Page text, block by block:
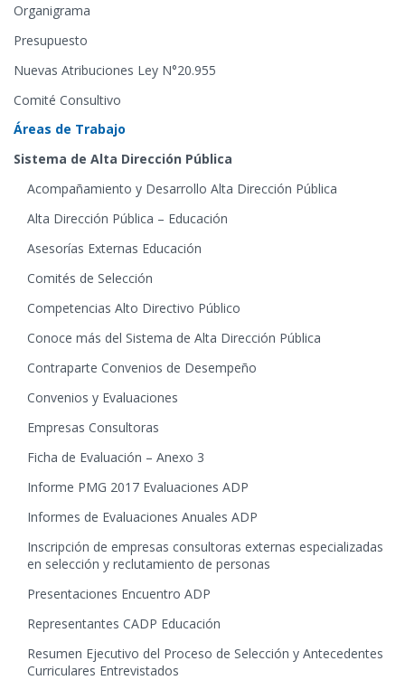
Organigrama
Presupuesto
Nuevas Atribuciones Ley N°20.955
Comité Consultivo
Áreas de Trabajo
Sistema de Alta Dirección Pública
Acompañamiento y Desarrollo Alta Dirección Pública
Alta Dirección Pública – Educación
Asesorías Externas Educación
Comités de Selección
Competencias Alto Directivo Público
Conoce más del Sistema de Alta Dirección Pública
Contraparte Convenios de Desempeño
Convenios y Evaluaciones
Empresas Consultoras
Ficha de Evaluación – Anexo 3
Informe PMG 2017 Evaluaciones ADP
Informes de Evaluaciones Anuales ADP
Inscripción de empresas consultoras externas especializadas
en selección y reclutamiento de personas
Presentaciones Encuentro ADP
Representantes CADP Educación
Resumen Ejecutivo del Proceso de Selección y Antecedentes
Curriculares Entrevistados